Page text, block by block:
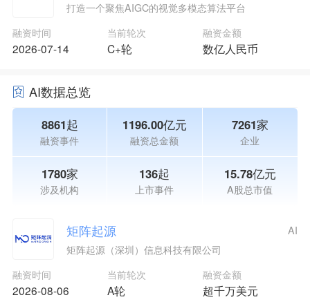
打造一个聚焦AIGC的视觉多模态算法平台
融资时间
2026-07-14
当前轮次
C+轮
融资金额
数亿人民币
AI数据总览
8861起
融资事件
1196.00亿元
融资总金额
7261家
企业
1780家
涉及机构
136起
上市事件
15.78亿元
A股总市值
矩阵起源
矩阵起源（深圳）信息科技有限公司
融资时间
2026-08-06
当前轮次
A轮
融资金额
超千万美元
AI